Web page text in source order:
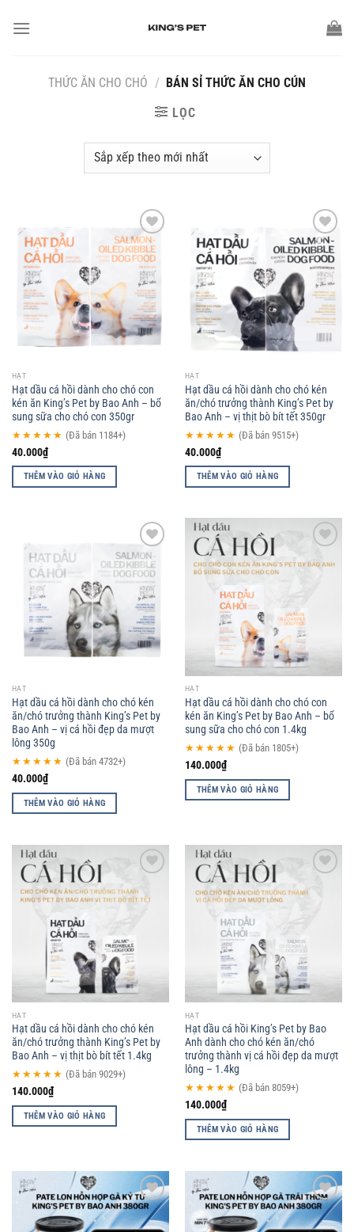
THỨC ĂN CHO CHÓ / BÁN SỈ THỨC ĂN CHO CÚN
LỌC
Add to
wishlist
HẠT
Hạt dầu cá hồi dành cho chó con
kén ăn King’s Pet by Bao Anh – bổ
sung sữa cho chó con 350gr
★★★★★ (Đã bán 1184+)
40.000₫
THÊM VÀO GIỎ HÀNG
Add to
wishlist
HẠT
Hạt dầu cá hồi dành cho chó kén
ăn/chó trưởng thành King’s Pet by
Bao Anh – vị thịt bò bít tết 350gr
★★★★★ (Đã bán 9515+)
40.000₫
THÊM VÀO GIỎ HÀNG
Add to
wishlist
HẠT
Hạt dầu cá hồi dành cho chó kén
ăn/chó trưởng thành King’s Pet by
Bao Anh – vị cá hồi đẹp da mượt
lông 350g
★★★★★ (Đã bán 4732+)
40.000₫
THÊM VÀO GIỎ HÀNG
HẠT
Hạt dầu cá hồi dành cho chó con
kén ăn King’s Pet by Bao Anh – bổ
sung sữa cho chó con 1.4kg
★★★★★ (Đã bán 1805+)
140.000₫
THÊM VÀO GIỎ HÀNG
HẠT
Hạt dầu cá hồi dành cho chó kén
ăn/chó trưởng thành King’s Pet by
Bao Anh – vị thịt bò bít tết 1.4kg
★★★★★ (Đã bán 9029+)
140.000₫
THÊM VÀO GIỎ HÀNG
HẠT
Hạt dầu cá hồi King’s Pet by Bao
Anh dành cho chó kén ăn/chó
trưởng thành vị cá hồi đẹp da mượt
lông – 1.4kg
★★★★★ (Đã bán 8059+)
140.000₫
THÊM VÀO GIỎ HÀNG